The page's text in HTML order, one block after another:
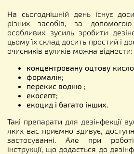
На сьогоднішній день існує
різних засобів, за
особливих зусиль зробити
цьому їх склад досить простий і
очисників вуликів можна віднести:
концентровану оцтову
формалін;
перекис водню ;
екосепт;
екоцид і багато інших.
Такі препарати для дезінфекції
яких вас приємно здивує,
застосуванні. Але при
інструкції, що додається до